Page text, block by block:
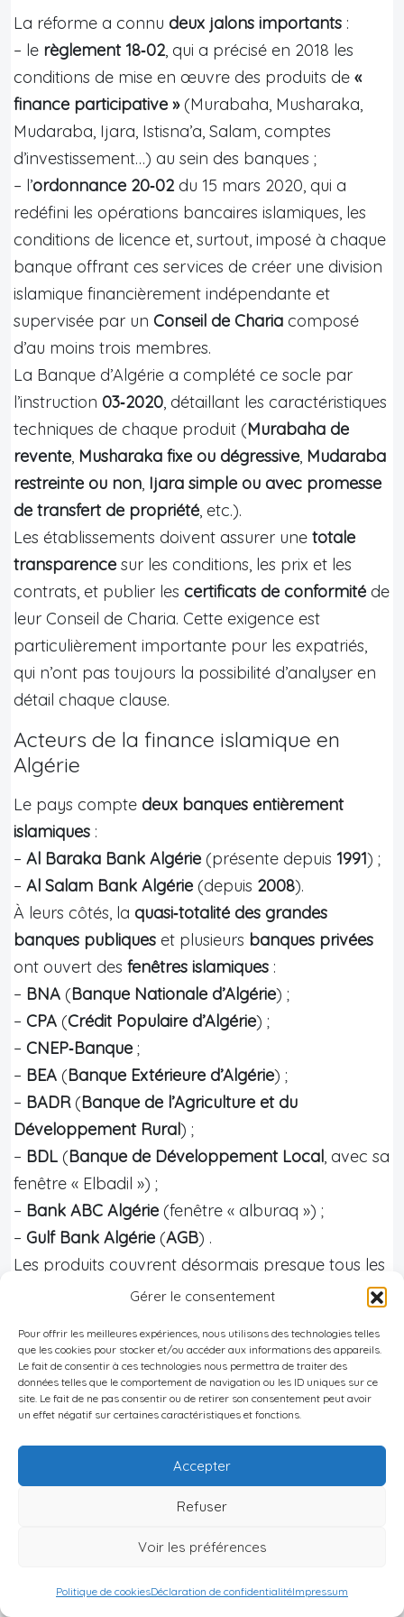
Gérer le consentement
Pour offrir les meilleures expériences, nous utilisons des technologies telles
que les cookies pour stocker et/ou accéder aux informations des appareils.
Le fait de consentir à ces technologies nous permettra de traiter des
données telles que le comportement de navigation ou les ID uniques sur ce
site. Le fait de ne pas consentir ou de retirer son consentement peut avoir
un effet négatif sur certaines caractéristiques et fonctions.
Accepter
Refuser
Voir les préférences
Politique de cookiesDéclaration de confidentialitéImpressum
La réforme a connu deux jalons importants :
– le règlement 18‑02, qui a précisé en 2018 les
conditions de mise en œuvre des produits de «
finance participative »(Murabaha, Musharaka,
Mudaraba, Ijara, Istisna’a, Salam, comptes
d’investissement…) au sein des banques ;
– l’ordonnance 20‑02 du 15 mars 2020, qui a
redéfini les opérations bancaires islamiques, les
conditions de licence et, surtout, imposé à chaque
banque offrant ces services de créer une division
islamique financièrement indépendante et
supervisée par un Conseil de Charia composé
d’au moins trois membres.
La Banque d’Algérie a complété ce socle par
l’instruction 03‑2020, détaillant les caractéristiques
techniques de chaque produit (Murabaha de
revente, Musharaka fixe ou dégressive, Mudaraba
restreinte ou non, Ijara simple ou avec promesse
de transfert de propriété, etc.).
Les établissements doivent assurer une totale
transparence sur les conditions, les prix et les
contrats, et publier les certificats de conformité de
leur Conseil de Charia. Cette exigence est
particulièrement importante pour les expatriés,
qui n’ont pas toujours la possibilité d’analyser en
détail chaque clause.
Acteurs de la finance islamique en
Algérie
Le pays compte deux banques entièrement
islamiques :
– Al Baraka Bank Algérie (présente depuis 1991) ;
– Al Salam Bank Algérie (depuis 2008).
À leurs côtés, la quasi‑totalité des grandes
banques publiques et plusieurs banques privées
ont ouvert des fenêtres islamiques :
– BNA (Banque Nationale d’Algérie) ;
– CPA (Crédit Populaire d’Algérie) ;
– CNEP‑Banque ;
– BEA (Banque Extérieure d’Algérie) ;
– BADR(Banque de l’Agriculture et du
Développement Rural) ;
– BDL (Banque de Développement Local, avec sa
fenêtre « Elbadil ») ;
– Bank ABC Algérie (fenêtre « alburaq ») ;
– Gulf Bank Algérie (AGB) .
Les produits couvrent désormais presque tous les
comptes de dépôt islamiques
personnels et immobiliers, Ijara pour l’équipement
et l’immobilier, Musharaka et Mudaraba pour des
projets d’investissement, financements Salam
pour l’agriculture ou le commerce de matières
premières, ainsi que
préparation pour le financement de projets
Exemple de financements immobiliers